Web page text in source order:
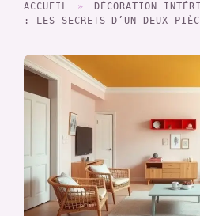
ACCUEIL » DÉCORATION
: LES SECRETS D’UN DEUX-